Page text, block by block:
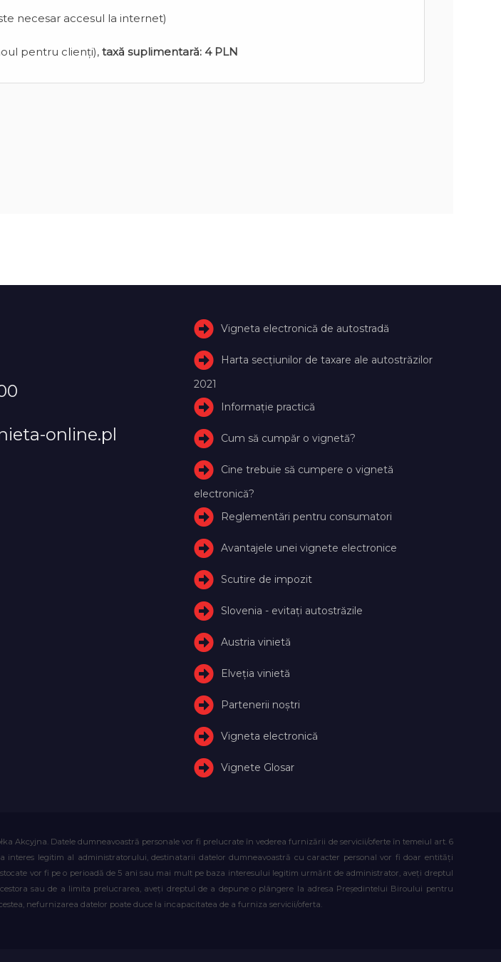
necesar accesul la internet)
pentru clienți),taxă suplimentară: 4 PLN
online.pl
Vigneta electronică de autostradă
Harta secțiunilor de taxare ale autostrăzilor
2021
Informație practică
Cum să cumpăr o vignetă?
Cine trebuie să cumpere o vignetă
electronică?
Reglementări pentru consumatori
Avantajele unei vignete electronice
Scutire de impozit
Slovenia - evitați autostrăzile
Austria vinietă
Elveţia vinietă
Partenerii noștri
Vigneta electronică
Vignete Glosar
Akcyjna. Datele dumneavoastră personale vor fi prelucrate în vederea furnizării de servicii/oferte în temeiul art. 6
legitim al administratorului, destinatarii datelor dumneavoastră cu caracter personal vor fi doar entități
vor fi pe o perioadă de 5 ani sau mai mult pe baza interesului legitim urmărit de administrator, aveți dreptul
sau de a limita prelucrarea, aveți dreptul de a depune o plângere la adresa Președintelui Biroului pentru
nefurnizarea datelor poate duce la incapacitatea de a furniza servicii/oferta.